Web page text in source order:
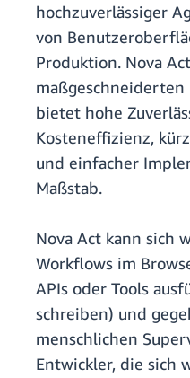
hochzuverlässiger
von
Produktion. Nova
bietet hohe
Kosteneffizienz,
und einfacher
Maßstab.
Nova Act kann sich
Workflows im
APIs oder Tools
schreiben) und
menschlichen
Entwickler, die sich